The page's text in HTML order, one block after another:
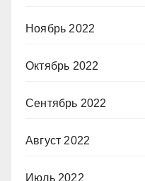
Ноябрь 2022
Октябрь 2022
Сентябрь 2022
Август 2022
Июль 2022